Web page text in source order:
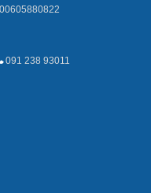
091 238 93011